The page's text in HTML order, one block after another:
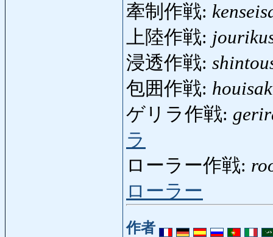
牽制作戦:
上陸作戦:
浸透作戦:
包囲作戦:
ゲリラ作戦:
ラ
ローラー作戦:
ローラー
作者